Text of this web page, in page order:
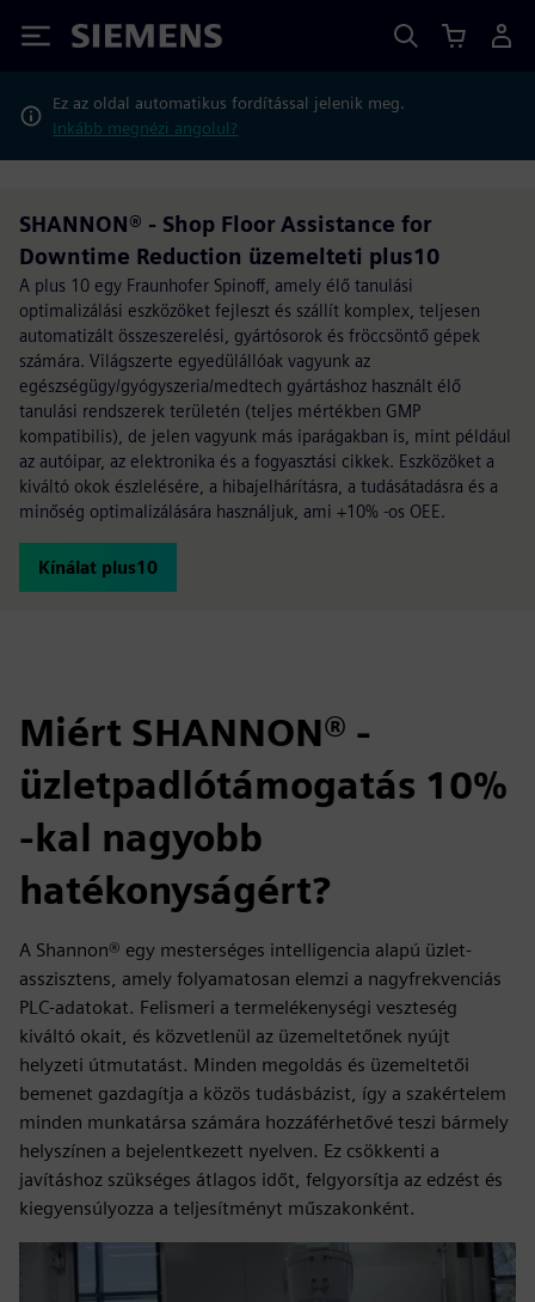
Siemens
Ez az oldal automatikus fordítással jelenik meg.
Inkább megnézi angolul?
SHANNON® - Shop Floor Assistance for
Downtime Reduction üzemelteti plus10
A plus 10 egy Fraunhofer Spinoff, amely élő tanulási
optimalizálási eszközöket fejleszt és szállít komplex, teljesen
automatizált összeszerelési, gyártósorok és fröccsöntő gépek
számára. Világszerte egyedülállóak vagyunk az
egészségügy/gyógyszeria/medtech gyártáshoz használt élő
tanulási rendszerek területén (teljes mértékben GMP
kompatibilis), de jelen vagyunk más iparágakban is, mint például
az autóipar, az elektronika és a fogyasztási cikkek. Eszközöket a
kiváltó okok észlelésére, a hibajelhárításra, a tudásátadásra és a
minőség optimalizálására használjuk, ami +10% -os OEE.
Kínálat plus10
Miért SHANNON® -
üzletpadlótámogatás 10%
-kal nagyobb
hatékonyságért?
A Shannon® egy mesterséges intelligencia alapú üzlet-
asszisztens, amely folyamatosan elemzi a nagyfrekvenciás
PLC-adatokat. Felismeri a termelékenységi veszteség
kiváltó okait, és közvetlenül az üzemeltetőnek nyújt
helyzeti útmutatást. Minden megoldás és üzemeltetői
bemenet gazdagítja a közös tudásbázist, így a szakértelem
minden munkatársa számára hozzáférhetővé teszi bármely
helyszínen a bejelentkezett nyelven. Ez csökkenti a
javításhoz szükséges átlagos időt, felgyorsítja az edzést és
kiegyensúlyozza a teljesítményt műszakonként.